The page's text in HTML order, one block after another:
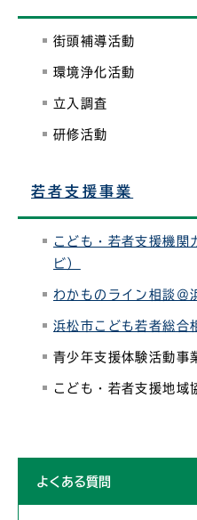
街頭補導活動
環境浄化活動
立入調査
研修活動
若者支援事業
こども・若者支援機関
ビ）
わかものライン相談＠
浜松市こども若者総合
青少年支援体験活動事
こども・若者支援地域
よくある質問